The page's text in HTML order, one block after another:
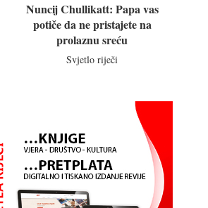
Nuncij Chullikatt: Papa vas
potiče da ne pristajete na
prolaznu sreću
Svjetlo riječi